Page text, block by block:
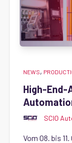
NEWS,
High-End-
SCIO
Vom 08. bis